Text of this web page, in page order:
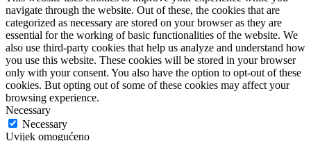
navigate through the website. Out of these, the cookies that are
categorized as necessary are stored on your browser as they are
essential for the working of basic functionalities of the website. We
also use third-party cookies that help us analyze and understand how
you use this website. These cookies will be stored in your browser
only with your consent. You also have the option to opt-out of these
cookies. But opting out of some of these cookies may affect your
browsing experience.
Necessary
Necessary
Uvijek omogućeno